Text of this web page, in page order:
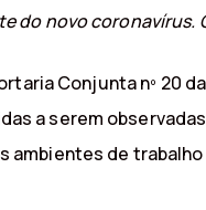
do novo coronavírus.
Conjunta nº 20
a serem
ambientes de